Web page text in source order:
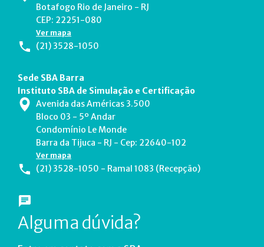
Botafogo Rio de Janeiro - RJ
CEP: 22251-080
Ver mapa
(21) 3528-1050
Sede SBA Barra
Instituto SBA de Simulação e Certificação
Avenida das Américas 3.500
Bloco 03 - 5º Andar
Condomínio Le Monde
Barra da Tijuca - RJ - Cep: 22640-102
Ver mapa
(21) 3528-1050 - Ramal 1083 (Recepção)
Alguma dúvida?